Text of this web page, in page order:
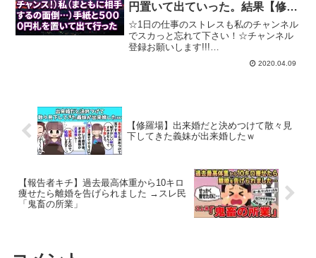
円置いて出ていった。結果【修羅
場な話】
☆1日の仕事のストレスも私のチャンネル
でスカっと忘れて下さい！☆チャンネル
登録お願いします!!!
⇒☆☆☆☆☆☆☆☆☆☆☆☆☆☆☆☆☆
☆☆☆☆☆☆☆☆☆☆☆☆☆今日の修羅
2020.04.09
【修羅場】出来婚だと決めつけて散々見
下してきた義妹が出来婚したｗ
【報告者キチ】過去最高体重から10キロ
痩せたら離婚を告げられました →スレ民
「鬼畜の所業」